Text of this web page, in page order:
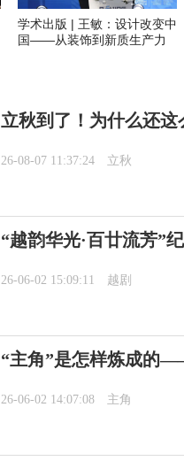
学术出版 | 王敏：设计改变中
国——从装饰到新质生产力
立秋到了！为什么还
26-08-07 11:37:24 立秋
“越韵华光·百廿流芳”
26-06-02 15:09:11 越剧
“主角”是怎样炼成的
26-06-02 14:07:08 主角